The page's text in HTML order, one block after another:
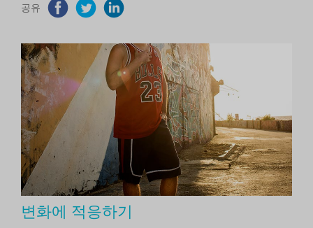
공유
변화에 적응하기